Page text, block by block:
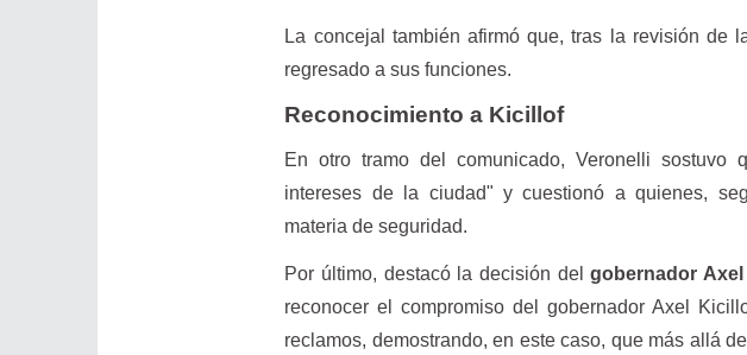
La concejal también afirmó que, tras la revisión de
regresado a sus funciones.
Reconocimiento a Kicillof
En otro tramo del comunicado, Veronelli sostuvo
intereses de la ciudad" y cuestionó a quienes,
materia de seguridad.
Por último, destacó la decisión delgobernador
reconocer el compromiso del gobernador Axel
reclamos, demostrando, en este caso, que más allá